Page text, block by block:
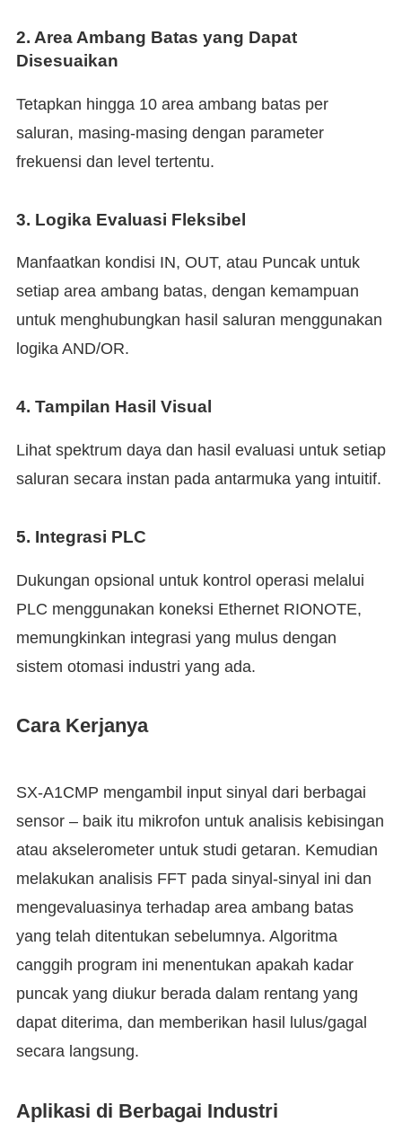
2. Area Ambang Batas yang Dapat
Disesuaikan
Tetapkan hingga 10 area ambang batas per
saluran, masing-masing dengan parameter
frekuensi dan level tertentu.
3. Logika Evaluasi Fleksibel
Manfaatkan kondisi IN, OUT, atau Puncak untuk
setiap area ambang batas, dengan kemampuan
untuk menghubungkan hasil saluran menggunakan
logika AND/OR.
4. Tampilan Hasil Visual
Lihat spektrum daya dan hasil evaluasi untuk setiap
saluran secara instan pada antarmuka yang intuitif.
5. Integrasi PLC
Dukungan opsional untuk kontrol operasi melalui
PLC menggunakan koneksi Ethernet RIONOTE,
memungkinkan integrasi yang mulus dengan
sistem otomasi industri yang ada.
Cara Kerjanya
SX-A1CMP mengambil input sinyal dari berbagai
sensor – baik itu mikrofon untuk analisis kebisingan
atau akselerometer untuk studi getaran. Kemudian
melakukan analisis FFT pada sinyal-sinyal ini dan
mengevaluasinya terhadap area ambang batas
yang telah ditentukan sebelumnya. Algoritma
canggih program ini menentukan apakah kadar
puncak yang diukur berada dalam rentang yang
dapat diterima, dan memberikan hasil lulus/gagal
secara langsung.
Aplikasi di Berbagai Industri